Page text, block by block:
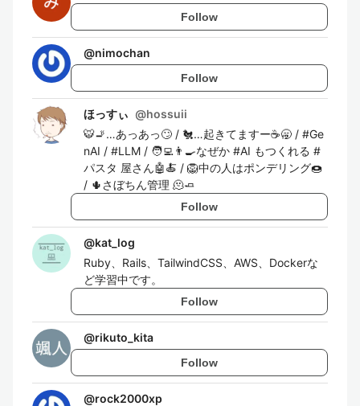
Follow
@nimochan
Follow
ほっすぃ @hossuii
🐯🚬…あっあっ🙄 / 🐔…起きてますー☕️🥱 / #Ge
nAI / #LLM / 🧑‍💻👨‍🍳なぜか #AI もつくれる #
パスタ 屋さん🤖🍝 / 🦁中の人はポンデリング🍩
/ 🌵さぼちん管理 🫠🧈
Follow
@kat_log
Ruby、Rails、TailwindCSS、AWS、Dockerな
ど学習中です。
Follow
@rikuto_kita
Follow
@rock2000xp